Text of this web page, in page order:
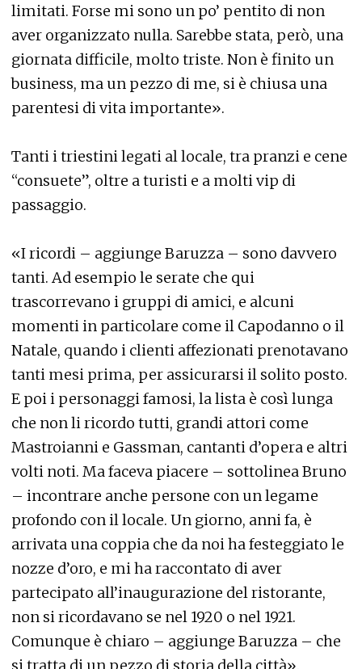
limitati. Forse mi sono un po’ pentito di non
aver organizzato nulla. Sarebbe stata, però, una
giornata difficile, molto triste. Non è finito un
business, ma un pezzo di me, si è chiusa una
parentesi di vita importante».
Tanti i triestini legati al locale, tra pranzi e cene
“consuete”, oltre a turisti e a molti vip di
passaggio.
«I ricordi – aggiunge Baruzza – sono davvero
tanti. Ad esempio le serate che qui
trascorrevano i gruppi di amici, e alcuni
momenti in particolare come il Capodanno o il
Natale, quando i clienti affezionati prenotavano
tanti mesi prima, per assicurarsi il solito posto.
E poi i personaggi famosi, la lista è così lunga
che non li ricordo tutti, grandi attori come
Mastroianni e Gassman, cantanti d’opera e altri
volti noti. Ma faceva piacere – sottolinea Bruno
– incontrare anche persone con un legame
profondo con il locale. Un giorno, anni fa, è
arrivata una coppia che da noi ha festeggiato le
nozze d’oro, e mi ha raccontato di aver
partecipato all’inaugurazione del ristorante,
non si ricordavano se nel 1920 o nel 1921.
Comunque è chiaro – aggiunge Baruzza – che
si tratta di un pezzo di storia della città».